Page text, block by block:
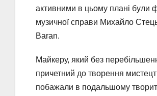
активними в цьому плані були
музичної справи Михайло
Baran.
Майкеру, який без
причетний до творення
побажали в подальшому